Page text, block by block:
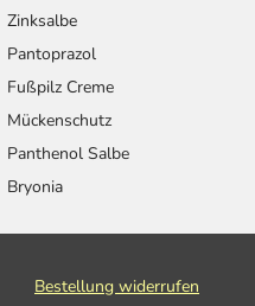
Zinksalbe
Pantoprazol
Fußpilz Creme
Mückenschutz
Panthenol Salbe
Bryonia
Bestellung widerrufen